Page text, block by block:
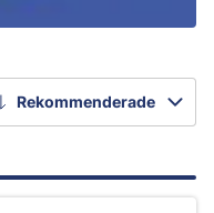
Rekommenderade